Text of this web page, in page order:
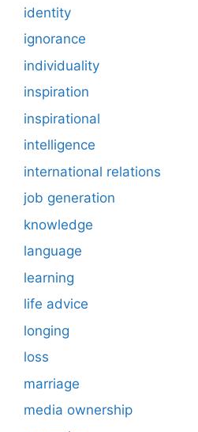
identity
ignorance
individuality
inspiration
inspirational
intelligence
international relations
job generation
knowledge
language
learning
life advice
longing
loss
marriage
media ownership